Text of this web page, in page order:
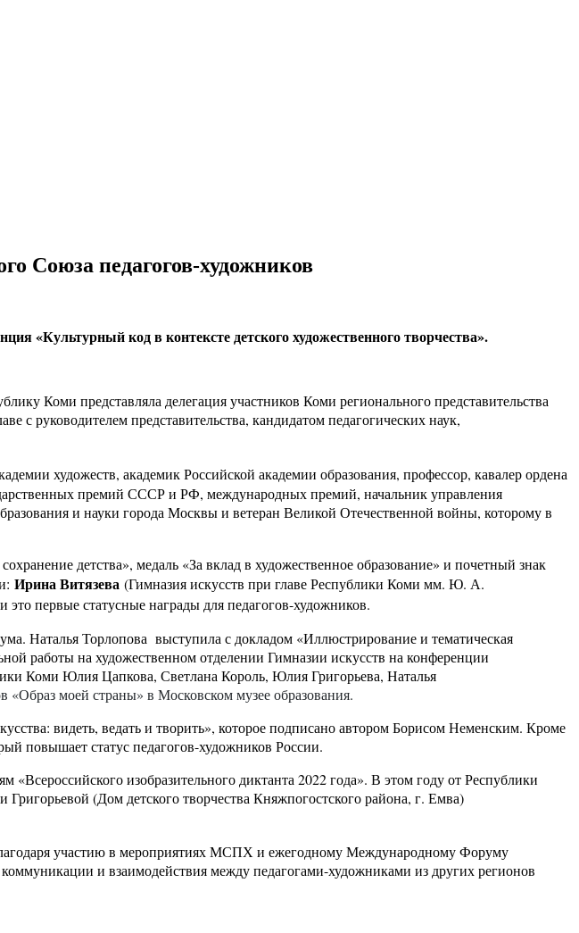
Союза педагогов-художников
«Культурный код в контексте детского художественного творчества».
Коми представляла делегация участников Коми регионального представительства
руководителем представительства, кандидатом педагогических наук,
художеств, академик Российской академии образования, профессор, кавалер ордена
премий СССР и РФ, международных премий, начальник управления
и науки города Москвы и ветеран Великой Отечественной войны, которому в
детства», медаль «За вклад в художественное образование» и почетный знак
Ирина Витязева (Гимназия искусств при главе Республики Коми мм. Ю. А.
первые статусные награды для педагогов-художников.
Наталья Торлопова выступила с докладом «Иллюстрирование и тематическая
работы на художественном отделении Гимназии искусств на конференции
Коми Юлия Цапкова, Светлана Король, Юлия Григорьева, Наталья
моей страны» в Московском музее образования.
видеть, ведать и творить», которое подписано автором Борисом Неменским. Кроме
повышает статус педагогов-художников России.
изобразительного диктанта 2022 года». В этом году от Республики
(Дом детского творчества Княжпогостского района, г. Емва)
участию в мероприятиях МСПХ и ежегодному Международному Форуму
и взаимодействия между педагогами-художниками из других регионов